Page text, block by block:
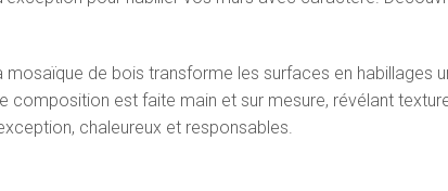
de bois transforme les surfaces en habillages
est faite main et sur mesure, révélant
chaleureux et responsables.